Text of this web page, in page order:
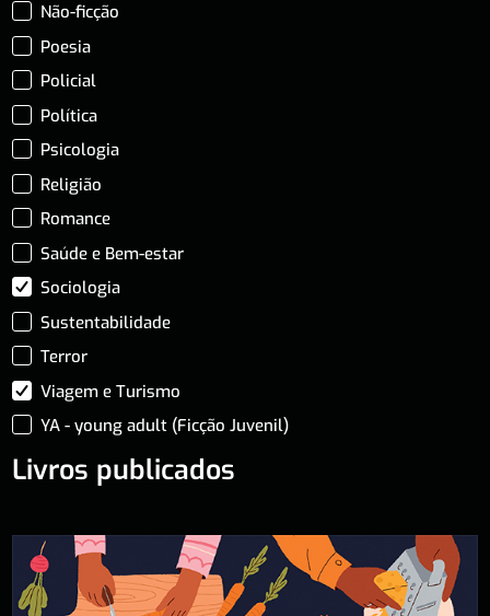
Não-ficção
Poesia
Policial
Política
Psicologia
Religião
Romance
Saúde e Bem-estar
Sociologia
Sustentabilidade
Terror
Viagem e Turismo
YA - young adult (Ficção Juvenil)
Livros publicados